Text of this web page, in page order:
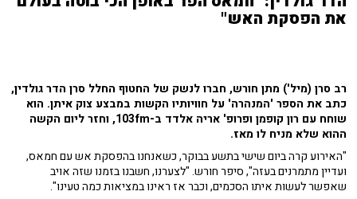
את הפסקת האש"
רב סרן (מיל') מתן חורש, חברו לנשק של החטוף החלל סרן הדר גולדין,
כתב את הספר 'המנהרה' על חוויותיו הקשות במבצע צוק איתן. הוא
שוחח עם רון קופמן ופרופ' אריה אלדד ב-103fm, וחזר ליום הקשה
ההוא שלא מניח לו מאז.
"האירוע קרה ביום שישי בתשע בבוקר, כשאנחנו בהפסקת אש עם חמאס,
ועדיין מתמרנים בעזה", סיפר חורש. "לצערנו, חשבנו בזמנו שזה אויב
שאפשר לעשות איתו הסכמים, וכבר אז ראינו במציאות כמה טעינו".